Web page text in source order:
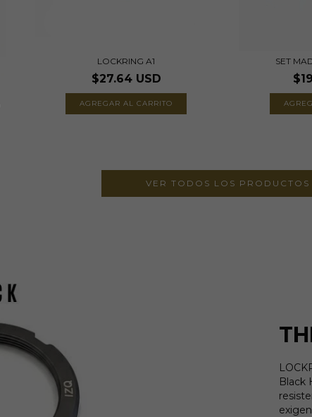
LOCKRING A1
$27.64 USD
SET
VER TODOS LOS PRODUCTOS
Black